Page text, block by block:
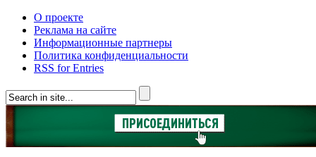
О проекте
Реклама на сайте
Информационные партнеры
Политика конфиденциальности
RSS for Entries